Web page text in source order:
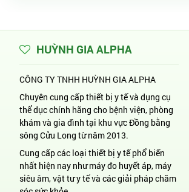
HUỲNH GIA ALPHA
CÔNG TY TNHH HUỲNH GIA ALPHA
Chuyên cung cấp thiết bị y tế và dụng cụ
thể dục chính hãng cho bệnh viện, phòng
khám và gia đình tại khu vực Đồng bằng
sông Cửu Long từ năm 2013.
Cung cấp các loại thiết bị y tế phổ biến
nhất hiện nay như máy đo huyết áp, máy
siêu âm, vật tư y tế và các giải pháp chăm